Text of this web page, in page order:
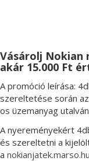
Vásárolj Nokian
akár 15.000 Ft
A promóció leírása:
szereltetése során
os üzemanyag
A nyereményekért
és szereltetni a
a nokianjatek.marso.hu